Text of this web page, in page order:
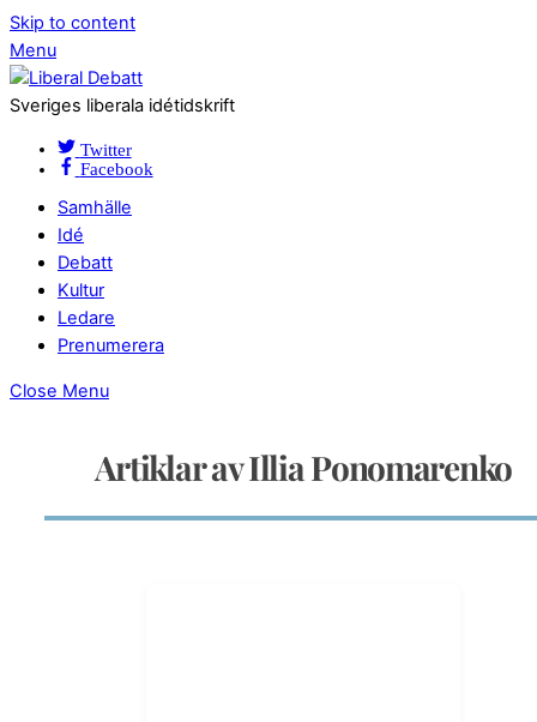
Skip to content
Menu
Sveriges liberala idétidskrift
Twitter
Facebook
Samhälle
Idé
Debatt
Kultur
Ledare
Prenumerera
Close Menu
Artiklar av Illia Ponomarenko